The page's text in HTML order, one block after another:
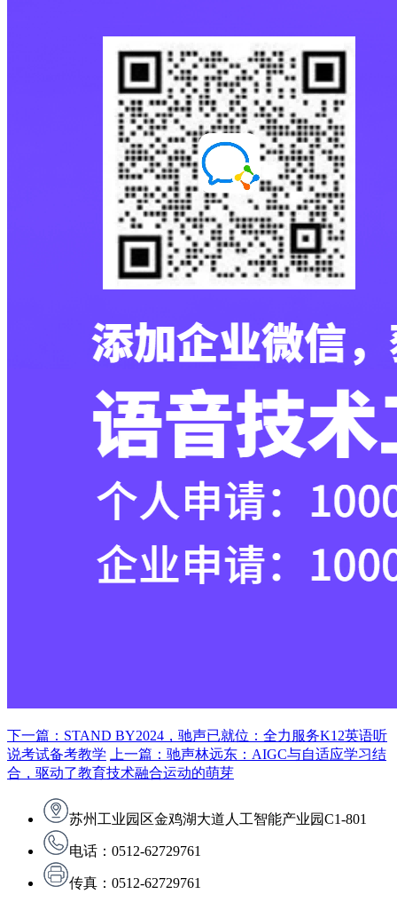
下一篇：STAND BY2024，驰声已就位：全力服务K12英语听
说考试备考教学
上一篇：驰声林远东：AIGC与自适应学习结
合，驱动了教育技术融合运动的萌芽
苏州工业园区金鸡湖大道人工智能产业园C1-801
电话：0512-62729761
传真：0512-62729761